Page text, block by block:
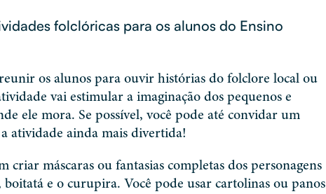
folclóricas para os alunos do Ensino
os alunos para ouvir histórias do folclore local ou
vai estimular a imaginação dos pequenos e
ele mora. Se possível, você pode até convidar um
atividade ainda mais divertida!
criar máscaras ou fantasias completas dos personagens
e o curupira. Você pode usar cartolinas ou panos